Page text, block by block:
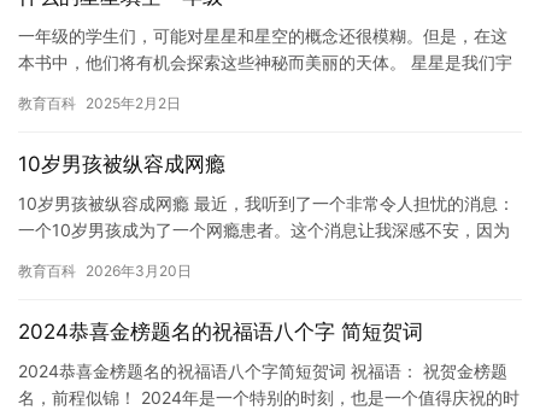
一年级的学生们，可能对星星和星空的概念还很模糊。但是，在这
本书中，他们将有机会探索这些神秘而美丽的天体。 星星是我们宇
们的…
教育百科 2025年2月2日
10岁男孩被纵容成网瘾
10岁男孩被纵容成网瘾 最近，我听到了一个非常令人担忧的消息：
一个10岁男孩成为了一个网瘾患者。这个消息让我深感不安，因为
教育百科 2026年3月20日
2024恭喜金榜题名的祝福语八个字 简短贺词
2024恭喜金榜题名的祝福语八个字简短贺词 祝福语： 祝贺金榜题
名，前程似锦！ 2024年是一个特别的时刻，也是一个值得庆祝的时